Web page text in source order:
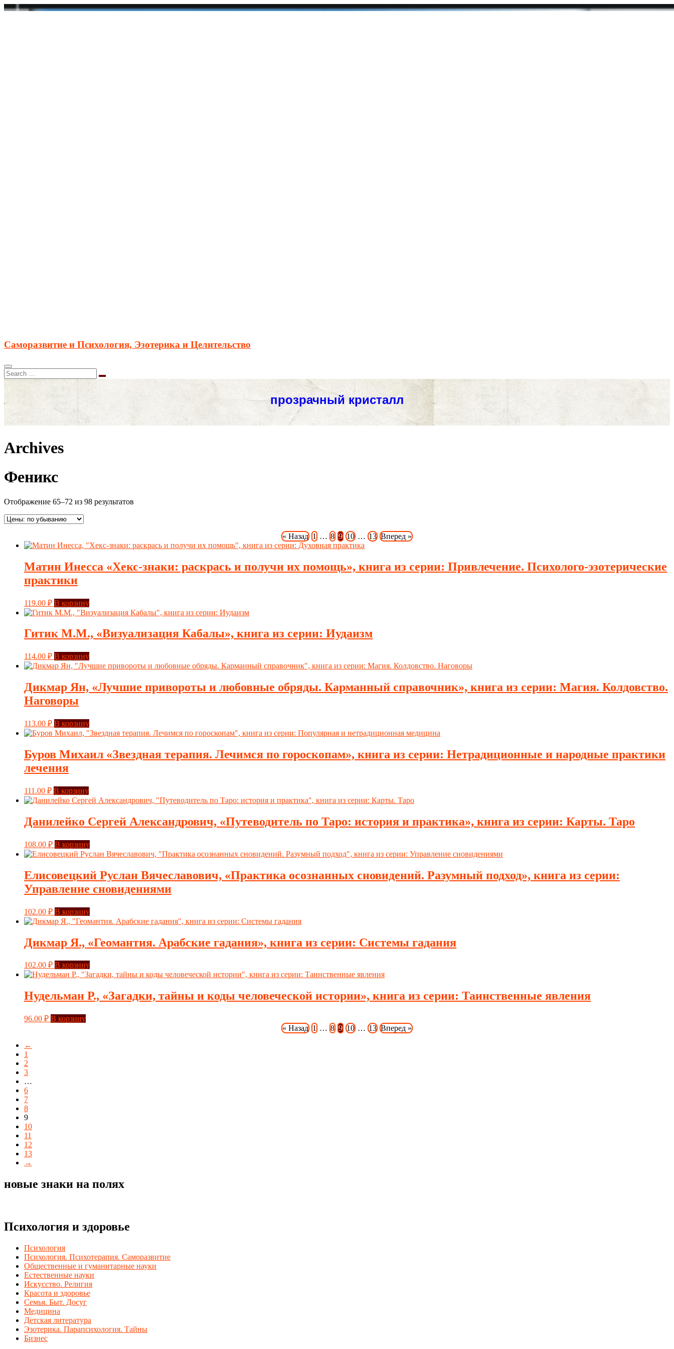
Саморазвитие и Психология, Эзотерика и Целительство
Archives
Феникс
Отображение 65–72 из 98 результатов
« Назад 1 … 8 9 10 … 13 Вперед »
Матин Инесса «Хекс-знаки: раскрась и получи их помощь», книга из серии: Привлечение. Психолого-эзотерические
практики
119.00 ₽ В корзину
Гитик М.М., «Визуализация Кабалы», книга из серии: Иудаизм
114.00 ₽ В корзину
Дикмар Ян, «Лучшие привороты и любовные обряды. Карманный справочник», книга из серии: Магия. Колдовство.
Наговоры
113.00 ₽ В корзину
Буров Михаил «Звездная терапия. Лечимся по гороскопам», книга из серии: Нетрадиционные и народные практики
лечения
111.00 ₽ В корзину
Данилейко Сергей Александрович, «Путеводитель по Таро: история и практика», книга из серии: Карты. Таро
108.00 ₽ В корзину
Елисовецкий Руслан Вячеславович, «Практика осознанных сновидений. Разумный подход», книга из серии:
Управление сновидениями
102.00 ₽ В корзину
Дикмар Я., «Геомантия. Арабские гадания», книга из серии: Системы гадания
102.00 ₽ В корзину
Нудельман Р., «Загадки, тайны и коды человеческой истории», книга из серии: Таинственные явления
96.00 ₽ В корзину
« Назад 1 … 8 9 10 … 13 Вперед »
←
1
2
3
…
6
7
8
9
10
11
12
13
→
новые знаки на полях
Психология и здоровье
Психология
Психология. Психотерапия. Саморазвитие
Общественные и гуманитарные науки
Естественные науки
Искусство. Религия
Красота и здоровье
Семья. Быт. Досуг
Медицина
Детская литература
Эзотерика. Парапсихология. Тайны
Бизнес